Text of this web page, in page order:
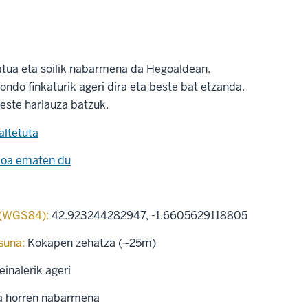
eta soilik nabarmena da Hegoaldean.
finkaturik ageri dira eta beste bat etzanda.
harlauza batzuk.
ematen du
42.923244282947, -1.6605629118805
Kokapen zehatza (~25m)
ageri
horren nabarmena